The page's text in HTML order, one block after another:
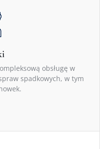
obsługę w
spadkowych, w tym